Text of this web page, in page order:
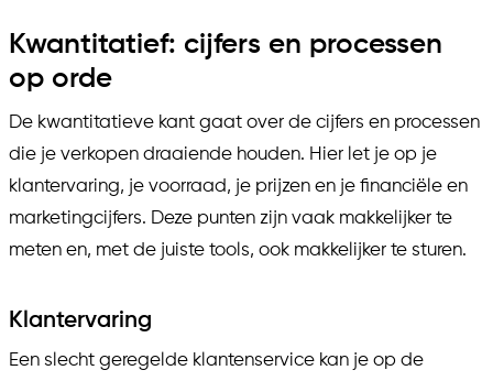
Kwantitatief: cijfers en processen
op orde
De kwantitatieve kant gaat over de cijfers en processen
die je verkopen draaiende houden. Hier let je op je
klantervaring, je voorraad, je prijzen en je financiële en
marketingcijfers. Deze punten zijn vaak makkelijker te
meten en, met de juiste tools, ook makkelijker te sturen.
Klantervaring
Een slecht geregelde klantenservice kan je op de